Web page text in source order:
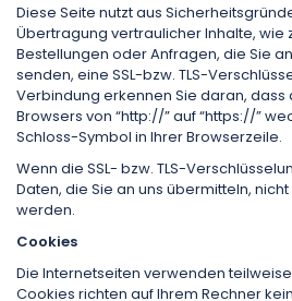
Diese Seite nutzt aus
Übertragung vertraulicher Inhalte, wie
Bestellungen oder Anfragen, die Sie
senden, eine SSL-bzw. TLS-
Verbindung erkennen Sie daran, dass
Browsers von “http://” auf “https://”
Schloss-Symbol in Ihrer Browserzeile.
Wenn die SSL- bzw. TLS-
Daten, die Sie an uns übermitteln,
werden.
Cookies
Die Internetseiten verwenden
Cookies richten auf Ihrem Rechner